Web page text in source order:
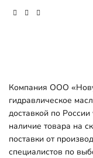
Компания ООО
гидравлическое
доставкой по
наличие товара на
поставки от
специалистов по